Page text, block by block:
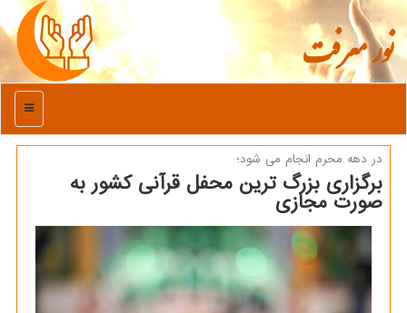
نور معرفت
منو
در دهه محرم انجام می شود؛
برگزاری بزرگ ترین محفل قرآنی كشور به
صورت مجازی